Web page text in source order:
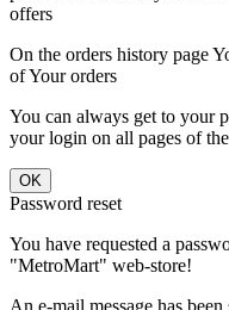
offers
On the orders history page
of Your orders
You can always get to your
your login on all pages of
Password reset
You have requested a
"MetroMart" web-store!
An e-mail message has